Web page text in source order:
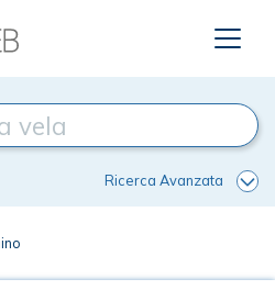
Ricerca Avanzata